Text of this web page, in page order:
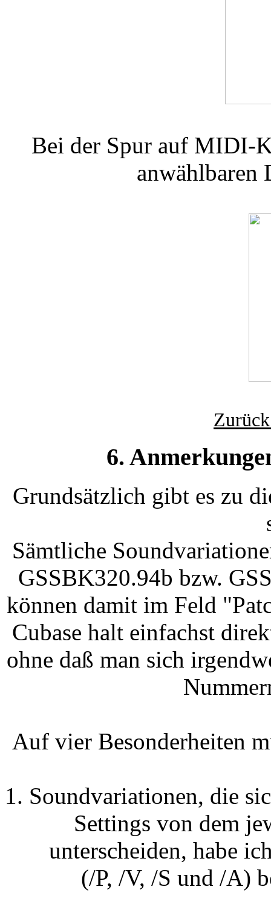
Bei der Spur auf MIDI-
anwählbaren
6.
Grundsätzlich gibt es zu
Sämtliche
GSSBK320.94b bzw.
können damit im Feld
Cubase halt einfachst
ohne daß man sich
Auf vier Besonderheiten
1. Soundvariationen, die
Settings von dem
unterscheiden, habe
(/P, /V, /S und /A)